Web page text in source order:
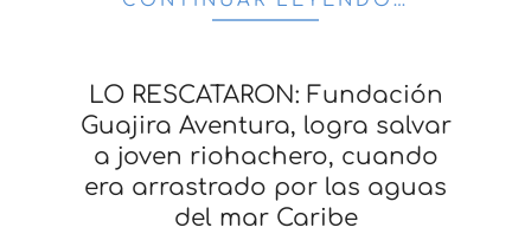
LO RESCATARON: Fundación
Guajira Aventura, logra salvar
a joven riohachero, cuando
era arrastrado por las aguas
del mar Caribe